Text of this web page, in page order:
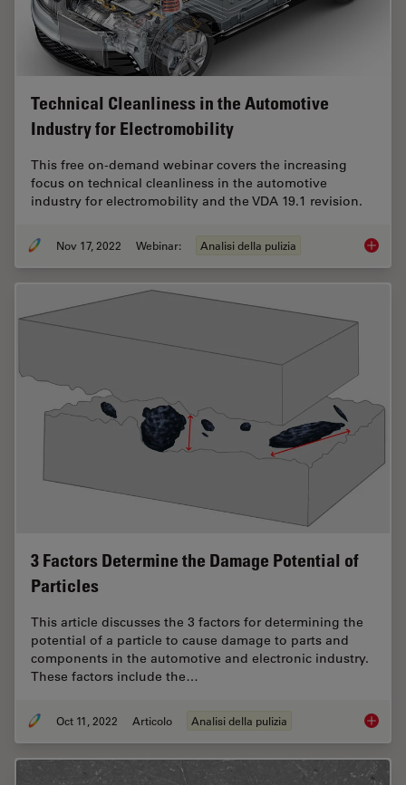
Technical Cleanliness in the Automotive
Industry for Electromobility
This free on-demand webinar covers the increasing
focus on technical cleanliness in the automotive
industry for electromobility and the VDA 19.1 revision.
Nov 17, 2022 Webinar: Analisi della pulizia
3 Factors Determine the Damage Potential of
Particles
This article discusses the 3 factors for determining the
potential of a particle to cause damage to parts and
components in the automotive and electronic industry.
These factors include the…
Oct 11, 2022 Articolo Analisi della pulizia 3